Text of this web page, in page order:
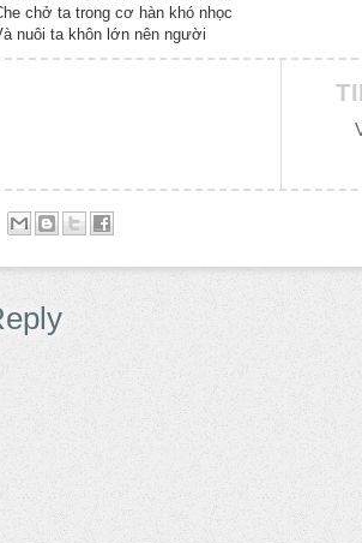
chở ta trong cơ hàn khó nhọc
nuôi ta khôn lớn nên người